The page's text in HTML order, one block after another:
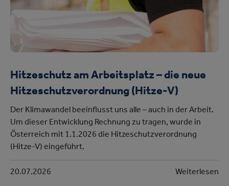
Hitzeschutz am Arbeitsplatz – die neue
Hitzeschutzverordnung (Hitze-V)
Der Klimawandel beeinflusst uns alle – auch in der Arbeit.
Um dieser Entwicklung Rechnung zu tragen, wurde in
Österreich mit 1.1.2026 die Hitzeschutzverordnung
(Hitze-V) eingeführt.
20.07.2026 Weiterlesen